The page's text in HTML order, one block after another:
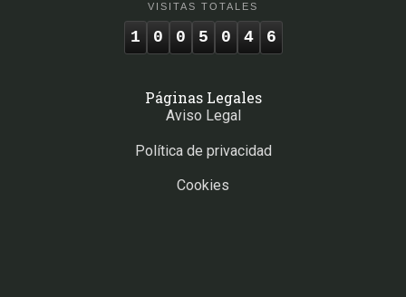
VISITAS TOTALES
1 0 0 5 0 4 6
Páginas Legales
Aviso Legal
Política de privacidad
Cookies